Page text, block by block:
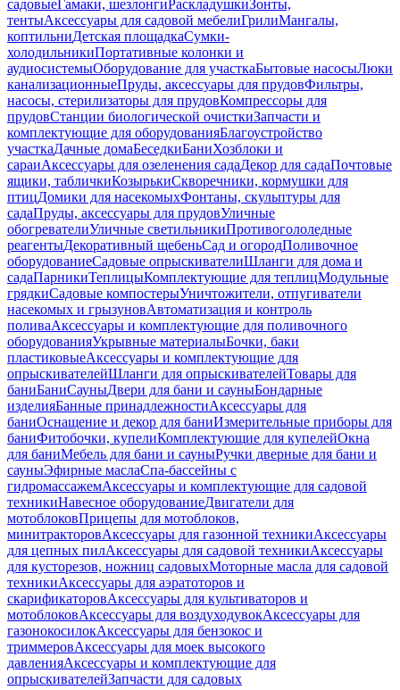
садовыеГамаки, шезлонгиРаскладушкиЗонты,
тентыАксессуары для садовой мебелиГрилиМангалы,
коптильниДетская площадкаСумки-
холодильникиПортативные колонки и
аудиосистемыОборудование для участкаБытовые насосыЛюки
канализационныеПруды, аксессуары для прудовФильтры,
насосы, стерилизаторы для прудовКомпрессоры для
прудовСтанции биологической очисткиЗапчасти и
комплектующие для оборудованияБлагоустройство
участкаДачные домаБеседкиБаниХозблоки и
сараиАксессуары для озеленения садаДекор для садаПочтовые
ящики, табличкиКозырькиСкворечники, кормушки для
птицДомики для насекомыхФонтаны, скульптуры для
садаПруды, аксессуары для прудовУличные
обогревателиУличные светильникиПротивогололедные
реагентыДекоративный щебеньСад и огородПоливочное
оборудованиеСадовые опрыскивателиШланги для дома и
садаПарникиТеплицыКомплектующие для теплицМодульные
грядкиСадовые компостерыУничтожители, отпугиватели
насекомых и грызуновАвтоматизация и контроль
поливаАксессуары и комплектующие для поливочного
оборудованияУкрывные материалыБочки, баки
пластиковыеАксессуары и комплектующие для
опрыскивателейШланги для опрыскивателейТовары для
баниБаниСауныДвери для бани и сауныБондарные
изделияБанные принадлежностиАксессуары для
баниОснащение и декор для баниИзмерительные приборы для
баниФитобочки, купелиКомплектующие для купелейОкна
для баниМебель для бани и сауныРучки дверные для бани и
сауныЭфирные маслаСпа-бассейны с
гидромассажемАксессуары и комплектующие для садовой
техникиНавесное оборудованиеДвигатели для
мотоблоковПрицепы для мотоблоков,
минитракторовАксессуары для газонной техникиАксессуары
для цепных пилАксессуары для садовой техникиАксессуары
для кусторезов, ножниц садовыхМоторные масла для садовой
техникиАксессуары для аэратоторов и
скарификаторовАксессуары для культиваторов и
мотоблоковАксессуары для воздуходувокАксессуары для
газонокосилокАксессуары для бензокос и
триммеровАксессуары для моек высокого
давленияАксессуары и комплектующие для
опрыскивателейЗапчасти для садовых